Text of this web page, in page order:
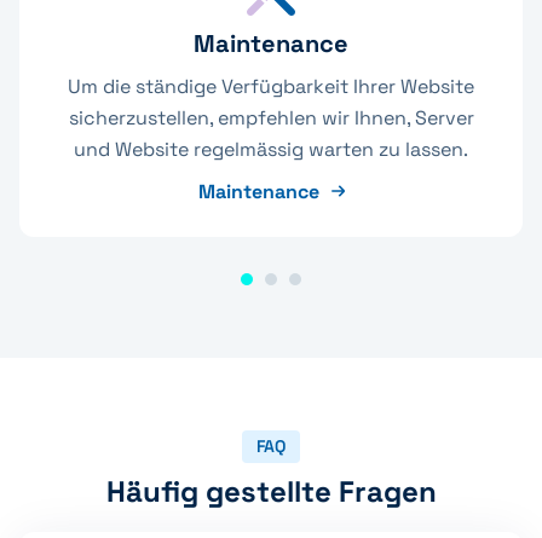
Maintenance
Um die ständige Verfügbarkeit Ihrer Website
sicherzustellen, empfehlen wir Ihnen, Server
und Website regelmässig warten zu lassen.
Maintenance
FAQ
Häufig gestellte Fragen